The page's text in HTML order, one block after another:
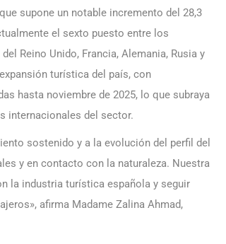
supone un notable incremento del 28,3
el sexto puesto entre los
Reino Unido, Francia, Alemania, Rusia y
turística del país, con
hasta noviembre de 2025, lo que subraya
internacionales del sector.
sostenido y a la evolución del perfil del
y en contacto con la naturaleza. Nuestra
la industria turística española y seguir
afirma Madame Zalina Ahmad,